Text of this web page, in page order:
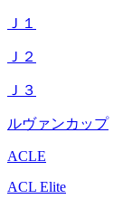
Ｊ１
Ｊ２
Ｊ３
ルヴァンカップ
ACLE
ACL Elite